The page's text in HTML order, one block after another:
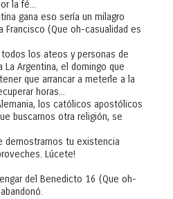
la fé...
gana eso sería un milagro
Francisco (Que oh-casualidad es
los ateos y personas de
Argentina, el domingo que
que arrancar a meterle a la
horas...
los católicos apostólicos
buscarnos otra religión, se
demostrarnos tu existencia
Lúcete!
del Benedicto 16 (Que oh-